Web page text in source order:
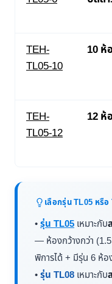
TEH-
TL05-10
10 ห้
TEH-
TL05-12
12 ห้
เลือกรุ่น TL05 หรือ
•รุ่น TL05 เหมาะกับ
— ห้องกว้างกว่า
พิการได้ + มีรุ่น 6 ห้อ
•รุ่น TL08 เหมาะกับ